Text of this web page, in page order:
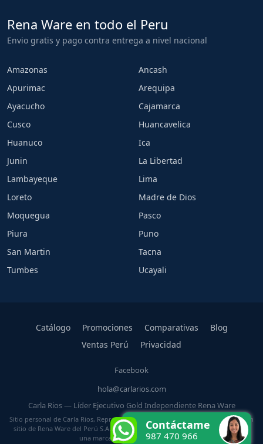
Rena Ware en todo el Peru
Envio gratis y pago contra entrega a nivel nacional
Amazonas
Ancash
Apurimac
Arequipa
Ayacucho
Cajamarca
Cusco
Huancavelica
Huanuco
Ica
Junin
La Libertad
Lambayeque
Lima
Loreto
Madre de Dios
Moquegua
Pasco
Piura
Puno
San Martin
Tacna
Tumbes
Ucayali
Catálogo Promociones Comparativas
Blog
Ventas Perú
Privacidad
Facebook
hola@carlarios.com
Carla Rios — Líder Ejecutivo Gold Independiente Rena Ware
Sitio personal de Carla Rios, Representante Independiente Rena Ware. No es un
sitio de Rena Ware del Perú S.A. ni de Rena Ware International. Rena Ware es
una marca registrada de su titular.
Contáctame
987 470 966